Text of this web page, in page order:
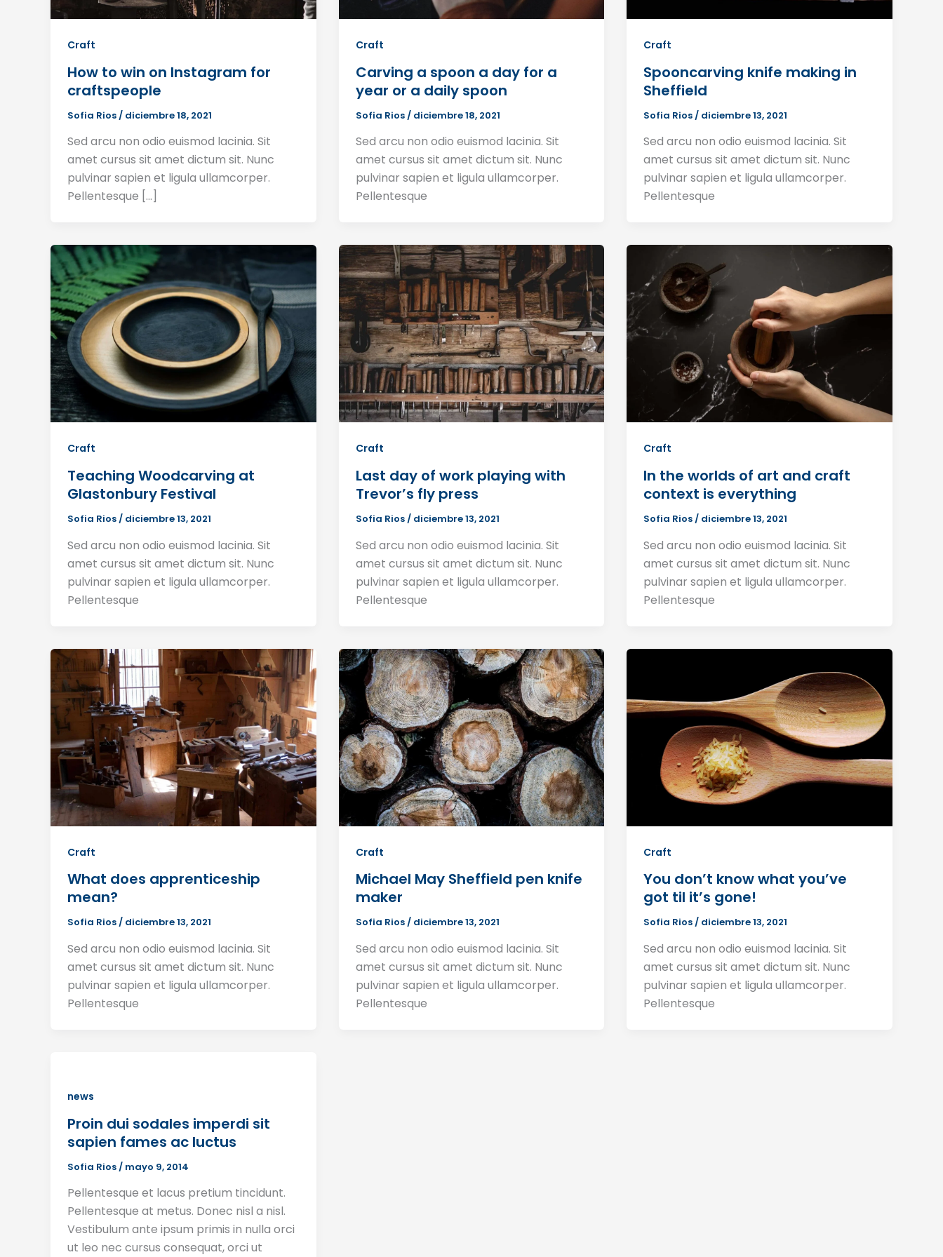
Craft
How to win on Instagram for
craftspeople
Sofia Rios / diciembre 18, 2021
Sed arcu non odio euismod lacinia. Sit
amet cursus sit amet dictum sit. Nunc
pulvinar sapien et ligula ullamcorper.
Pellentesque […]
Craft
Carving a spoon a day for a
year or a daily spoon
Sofia Rios / diciembre 18, 2021
Sed arcu non odio euismod lacinia. Sit
amet cursus sit amet dictum sit. Nunc
pulvinar sapien et ligula ullamcorper.
Pellentesque
Craft
Spooncarving knife making in
Sheffield
Sofia Rios / diciembre 13, 2021
Sed arcu non odio euismod lacinia. Sit
amet cursus sit amet dictum sit. Nunc
pulvinar sapien et ligula ullamcorper.
Pellentesque
Craft
Teaching Woodcarving at
Glastonbury Festival
Sofia Rios/ diciembre 13, 2021
Sed arcu non odio euismod lacinia. Sit
amet cursus sit amet dictum sit. Nunc
pulvinar sapien et ligula ullamcorper.
Pellentesque
Craft
Last day of work playing with
Trevor’s fly press
Sofia Rios/ diciembre 13, 2021
Sed arcu non odio euismod lacinia. Sit
amet cursus sit amet dictum sit. Nunc
pulvinar sapien et ligula ullamcorper.
Pellentesque
Craft
In the worlds of art and craft
context is everything
Sofia Rios/ diciembre 13, 2021
Sed arcu non odio euismod lacinia. Sit
amet cursus sit amet dictum sit. Nunc
pulvinar sapien et ligula ullamcorper.
Pellentesque
Craft
What does apprenticeship
mean?
Sofia Rios/ diciembre 13, 2021
Sed arcu non odio euismod lacinia. Sit
amet cursus sit amet dictum sit. Nunc
pulvinar sapien et ligula ullamcorper.
Pellentesque
Craft
Michael May Sheffield pen knife
maker
Sofia Rios/ diciembre 13, 2021
Sed arcu non odio euismod lacinia. Sit
amet cursus sit amet dictum sit. Nunc
pulvinar sapien et ligula ullamcorper.
Pellentesque
Craft
You don’t know what you’ve
got til it’s gone!
Sofia Rios/ diciembre 13, 2021
Sed arcu non odio euismod lacinia. Sit
amet cursus sit amet dictum sit. Nunc
pulvinar sapien et ligula ullamcorper.
Pellentesque
news
Proin dui sodales imperdi sit
sapien fames ac luctus
Sofia Rios / mayo 9, 2014
Pellentesque et lacus pretium tincidunt.
Pellentesque at metus. Donec nisl a nisl.
Vestibulum ante ipsum primis in nulla orci
ut leo nec cursus consequat, orci ut